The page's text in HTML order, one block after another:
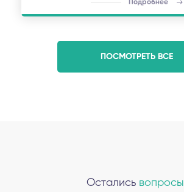
Подробнее
ПОСМОТРЕТЬ ВСЕ
Остались вопросы